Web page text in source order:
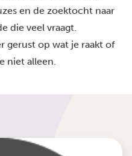
en de zoektocht naar
die veel vraagt.
gerust op wat je raakt of
niet alleen.